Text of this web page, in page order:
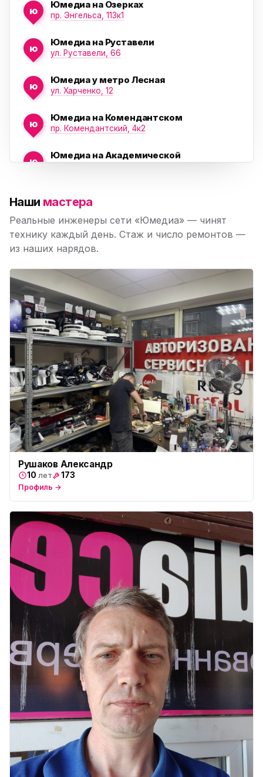
ю
Юмедиа на Озерках
пр. Энгельса, 113к1
ю
Юмедиа на Руставели
ул. Руставели, 66
ю
Юмедиа у метро Лесная
ул. Харченко, 12
ю
Юмедиа на Комендантском
пр. Комендантский, 4к2
ю
Юмедиа на Академической
ю Морская набережная, 35
ю
Юмедиа на Наставников
пр. Наставников 35
Юмедиа на Дыбенко
ул. Антонова-Овсеенко, 25к1
ю
Юмедиа в ТК Юго-Запад
пр. Маршала Жукова, 35-1
ю
Юмедиа на Космонавтов
пр. Космонавтов, 38к4
ю
Юмедиа на Международной
ул. Белы Куна, 24к1
ю
Юмедиа в Купчино
ул. Будапештская, 87-3
ю ул. Тверская 60, Колпино
Юмедиа во Всеволожске
Наши мастера
Реальные инженеры сети «Юмедиа» — чинят
технику каждый день. Стаж и число ремонтов —
из наших нарядов.
Рушаков Александр
10 лет 173
Профиль →